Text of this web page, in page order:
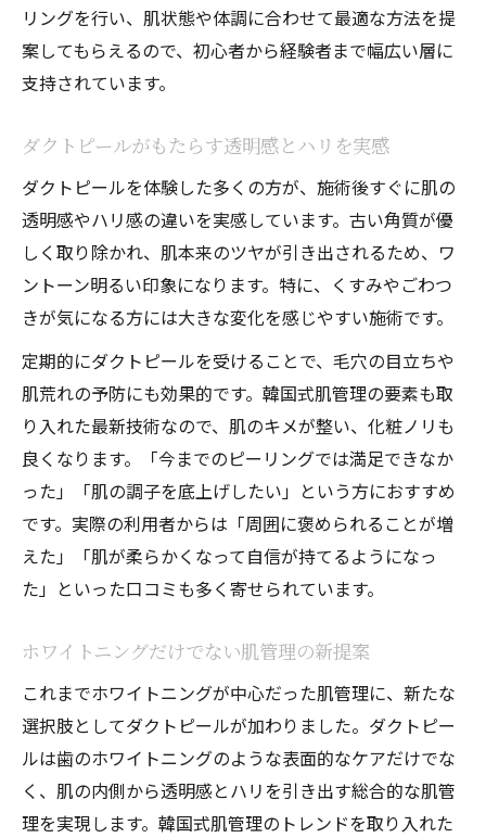
リングを行い、肌状態や体調に合わせて最適な方法を提
案してもらえるので、初心者から経験者まで幅広い層に
支持されています。
ダクトピールがもたらす透明感とハリを実感
ダクトピールを体験した多くの方が、施術後すぐに肌の
透明感やハリ感の違いを実感しています。古い角質が優
しく取り除かれ、肌本来のツヤが引き出されるため、ワ
ントーン明るい印象になります。特に、くすみやごわつ
きが気になる方には大きな変化を感じやすい施術です。
定期的にダクトピールを受けることで、毛穴の目立ちや
肌荒れの予防にも効果的です。韓国式肌管理の要素も取
り入れた最新技術なので、肌のキメが整い、化粧ノリも
良くなります。「今までのピーリングでは満足できなか
った」「肌の調子を底上げしたい」という方におすすめ
です。実際の利用者からは「周囲に褒められることが増
えた」「肌が柔らかくなって自信が持てるようになっ
た」といった口コミも多く寄せられています。
ホワイトニングだけでない肌管理の新提案
これまでホワイトニングが中心だった肌管理に、新たな
選択肢としてダクトピールが加わりました。ダクトピー
ルは歯のホワイトニングのような表面的なケアだけでな
く、肌の内側から透明感とハリを引き出す総合的な肌管
理を実現します。韓国式肌管理のトレンドを取り入れた